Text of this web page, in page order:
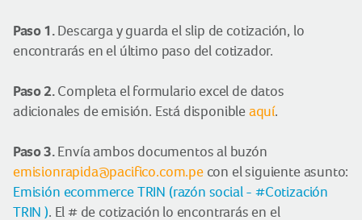
Paso 1.Descarga y guarda el slip de cotización, lo
encontrarás en el último paso del cotizador.
Paso 2.Completa el formulario excel de datos
adicionales de emisión. Está disponible aquí.
Paso 3.Envía ambos documentos al buzón
emisionrapida@pacifico.com.pecon el siguiente asunto:
Emisión ecommerce TRIN (razón social - #Cotización
TRIN ). El # de cotización lo encontrarás en el